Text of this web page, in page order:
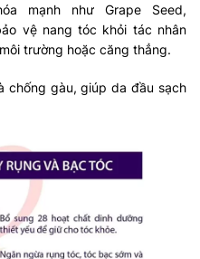
mạnh như Grape Seed,
vệ nang tóc khỏi tác nhân
trường hoặc căng thẳng.
chống gàu, giúp da đầu sạch